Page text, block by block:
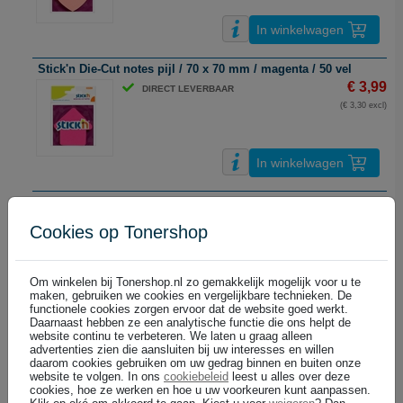
In winkelwagen
Stick'n Die-Cut notes pijl / 70 x 70 mm / magenta / 50 vel
DIRECT LEVERBAAR € 3,99
(€ 3,30 excl)
In winkelwagen
In winkelwagen
Stick'n extra sticky notes / 76 x 76 mm / pastelgeel / 90 vel
DIRECT LEVERBAAR
Cookies op Tonershop
Om winkelen bij Tonershop.nl zo gemakkelijk mogelijk voor u te
maken, gebruiken we cookies en vergelijkbare technieken. De
functionele cookies zorgen ervoor dat de website goed werkt.
Daarnaast hebben ze een analytische functie die ons helpt de
website continu te verbeteren. We laten u graag alleen
advertenties zien die aansluiten bij uw interesses en willen
daarom cookies gebruiken om uw gedrag binnen en buiten onze
website te volgen. In ons cookiebeleid leest u alles over deze
cookies, hoe ze werken en hoe u uw voorkeuren kunt aanpassen.